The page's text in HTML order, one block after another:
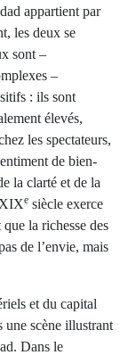
appartient par
les deux se
sont –
–
: ils sont
élevés,
les spectateurs,
de bien-
la clarté et de la
e siècle exerce
la richesse des
de l’envie, mais
et du capital
une scène illustrant
Dans le